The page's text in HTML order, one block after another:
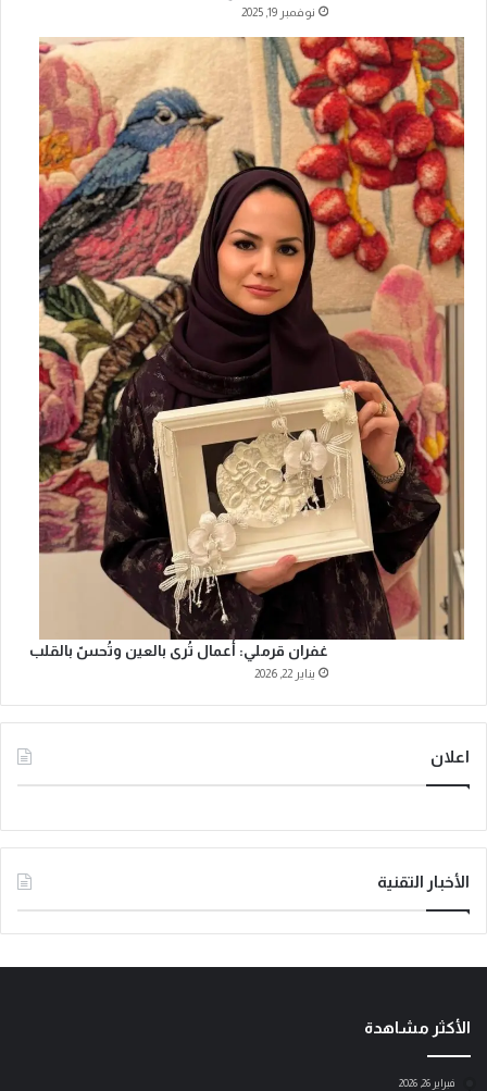
نوفمبر 19, 2025
غفران قرملي: أعمال تُرى بالعين وتُحسّ بالقلب
يناير 22, 2026
اعلان
الأخبار التقنية
الأكثر مشاهدة
فبراير 26, 2026